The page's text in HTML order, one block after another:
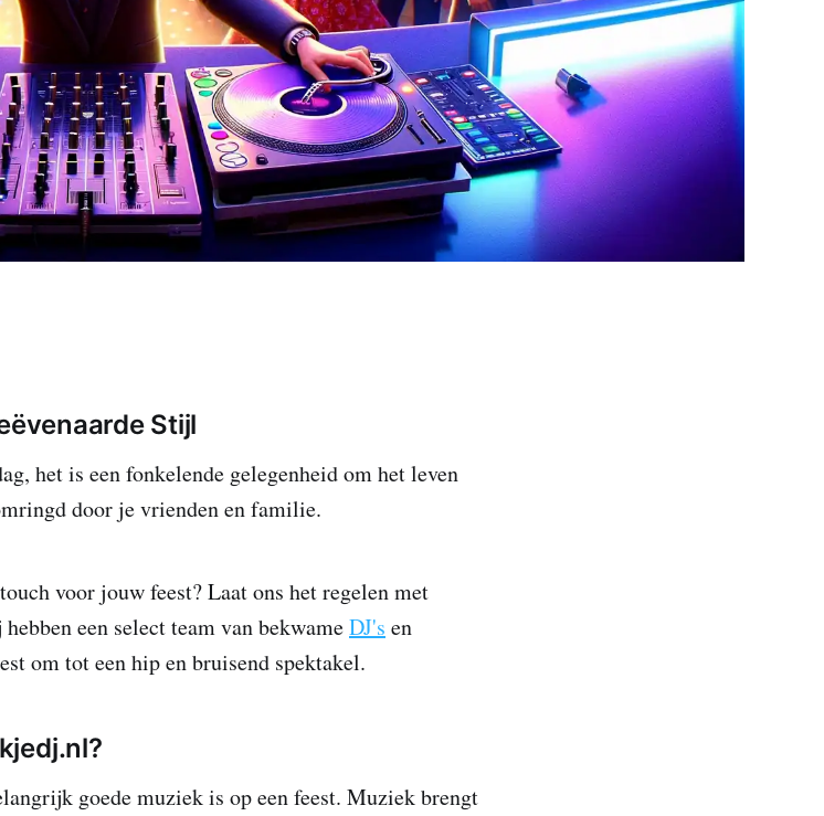
Stijl
het is een fonkelende gelegenheid om het leven
door je vrienden en familie.
voor jouw feest? Laat ons het regelen met
een select team van bekwameDJ's en
om tot een hip en bruisend spektakel.
goede muziek is op een feest. Muziek brengt